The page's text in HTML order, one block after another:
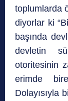
toplumlarda
diyorlar ki
başında
devletin
otoritesinin
erimde
Dolayısıyla